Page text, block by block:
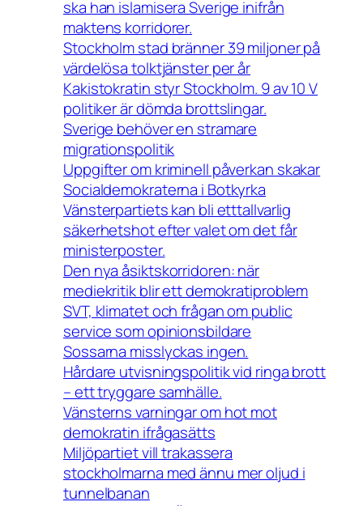
ska han islamisera Sverige inifrån
maktens korridorer.
Stockholm stad bränner 39 miljoner på
värdelösa tolktjänster per år
Kakistokratin styr Stockholm. 9 av 10 V
politiker är dömda brottslingar.
Sverige behöver en stramare
migrationspolitik
Uppgifter om kriminell påverkan skakar
Socialdemokraterna i Botkyrka
Vänsterpartiets kan bli etttallvarlig
säkerhetshot efter valet om det får
ministerposter.
Den nya åsiktskorridoren: när
mediekritik blir ett demokratiproblem
SVT, klimatet och frågan om public
service som opinionsbildare
Sossarna misslyckas ingen.
Hårdare utvisningspolitik vid ringa brott
– ett tryggare samhälle.
Vänsterns varningar om hot mot
demokratin ifrågasätts
Miljöpartiet vill trakassera
stockholmarna med ännu mer oljud i
tunnelbanan